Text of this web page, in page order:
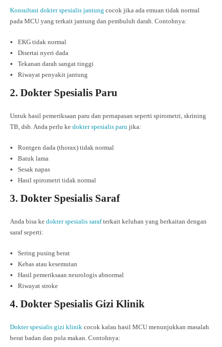
Konsultasi dokter spesialis jantung cocok jika ada emuan tidak normal
pada MCU yang terkait jantung dan pembuluh darah. Contohnya:
EKG tidak normal
Disertai nyeri dada
Tekanan darah sangat tinggi
Riwayat penyakit jantung
2. Dokter Spesialis Paru
Untuk hasil pemeriksaan paru dan pernapasan seperti spirometri, skrining
TB, dsb. Anda perlu ke dokter spesialis paru jika:
Rontgen dada (thorax) tidak normal
Batuk lama
Sesak napas
Hasil spirometri tidak normal
3. Dokter Spesialis Saraf
Anda bisa ke dokter spesialis sarafterkait keluhan yang berkaitan dengan
saraf seperti:
Sering pusing berat
Kebas atau kesemutan
Hasil pemeriksaan neurologis abnormal
Riwayat stroke
4. Dokter Spesialis Gizi Klinik
Dokter spesialis gizi klinik cocok kalau hasil MCU menunjukkan masalah
berat badan dan pola makan. Contohnya: